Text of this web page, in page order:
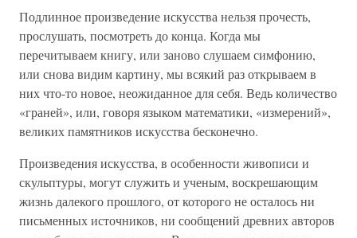
Подлинное произведение искусства нельзя прочесть,
прослушать, посмотреть до конца. Когда мы
перечитываем книгу, или заново слушаем симфонию,
или снова видим картину, мы всякий раз открываем в
них что-то новое, неожиданное для себя. Ведь количество
«граней», или, говоря языком математики, «измерений»,
великих памятников искусства бесконечно.
Произведения искусства, в особенности живописи и
скульптуры, могут служить и ученым, воскрешающим
жизнь далекого прошлого, от которого не осталось ни
письменных источников, ни сообщений древних авторов